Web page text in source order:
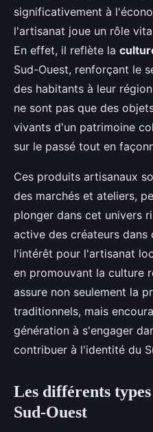
significativement à
l'artisanat joue un rôle
En effet, il reflète la
Sud-Ouest, renforçant le
des habitants à leur
ne sont pas que des
vivants d'un patrimoine
sur le passé tout en
Ces produits artisanaux
des marchés et ateliers,
plonger dans cet univers
active des créateurs dans
l'intérêt pour l'artisanat
en promouvant la culture
assure non seulement la
traditionnels, mais
génération à s'engager
contribuer à l'identité du
Les différents
Sud-Ouest